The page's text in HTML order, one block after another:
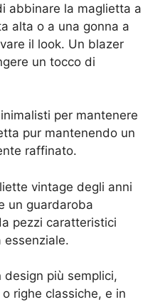
abbinare la maglietta a
alta o a una gonna a
il look. Un blazer
un tocco di
per mantenere
pur mantenendo un
raffinato.
vintage degli anni
un guardaroba
pezzi caratteristici
essenziale.
design più semplici,
righe classiche, e in